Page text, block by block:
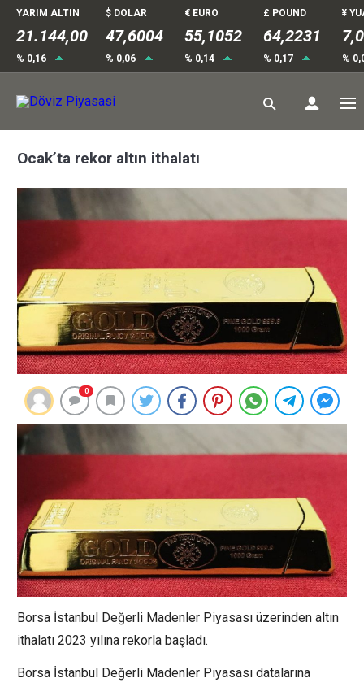
YARIM ALTIN
21.144,00
% 0,16
$ DOLAR
47,6004
% 0,06
€ EURO
55,1055
% 0,14
£ POUND
64,2231
% 0,17
¥
%
Ocak’ta rekor altın ithalatı
0
Borsa İstanbul Değerli Madenler Piyasası üzerinden altın
ithalatı 2023 yılına rekorla başladı.
Borsa İstanbul Değerli Madenler Piyasası datalarına